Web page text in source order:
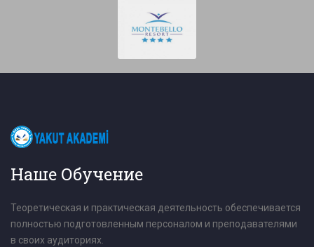
Наше Обучение
Теоретическая и практическая деятельность обеспечивается
полностью подготовленным персоналом и преподавателями
в своих аудиториях.